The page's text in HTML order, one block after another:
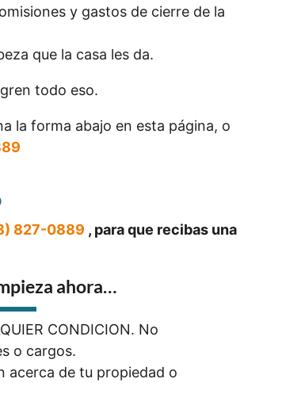
y gastos de cierre de la
que la casa les da.
todo eso.
la forma abajo en esta página, o
827-0889 , para que recibas una
ahora…
CONDICION. No
o cargos.
acerca de tu propiedad o